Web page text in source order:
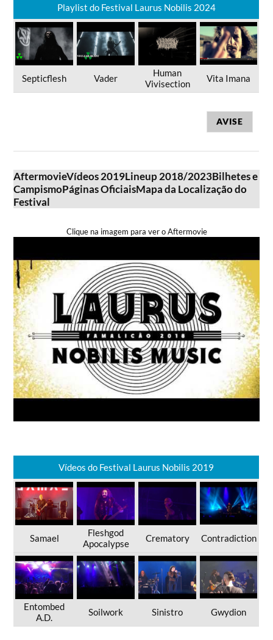
Playlist do Festival Laurus Nobilis 2024
Septicflesh Vader
Human
Vivisection
Vita Imana
AVISE
AftermovieVídeos 2019Lineup 2018/2023Bilhetes e
CampismoPáginas OficiaisMapa da Localização do
Festival
Clique na imagem para ver o Aftermovie
Vídeos do Festival Laurus Nobilis 2019
Samael
Fleshgod
Apocalypse
Crematory Contradiction
Entombed
A.D.
Soilwork Sinistro Gwydion